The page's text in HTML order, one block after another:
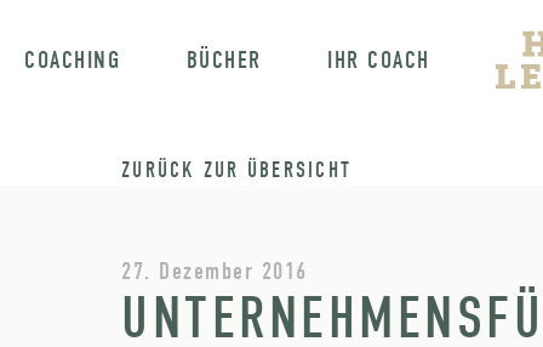
COACHING BÜCHER IHR COACH
ZURÜCK ZUR ÜBERSICHT
27. Dezember 2016